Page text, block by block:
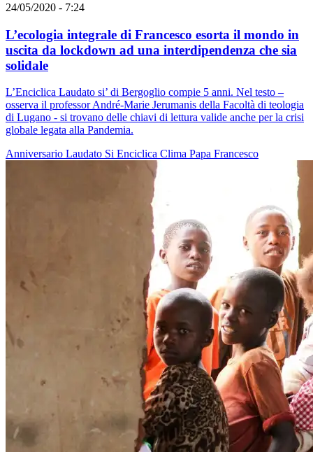
24/05/2020 - 7:24
L’ecologia integrale di Francesco esorta il mondo in
uscita da lockdown ad una interdipendenza che sia
solidale
L’Enciclica Laudato si’ di Bergoglio compie 5 anni. Nel testo –
osserva il professor André-Marie Jerumanis della Facoltà di teologia
di Lugano - si trovano delle chiavi di lettura valide anche per la crisi
globale legata alla Pandemia.
Anniversario Laudato Si Enciclica Clima Papa Francesco